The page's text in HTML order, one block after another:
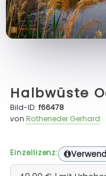
Halbwüste
Bild-ID:f66478
vonRotheneder Gerhard
Einzellizenz: